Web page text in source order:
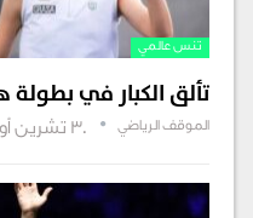
تنس عالمي
تألق الكبار في
الموقف الرياضي 30 تشرين أول , 2025